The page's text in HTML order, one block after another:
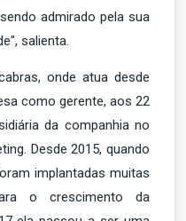
admirado pela sua
salienta.
onde atua desde
como gerente, aos 22
da companhia no
Desde 2015, quando
implantadas muitas
o crescimento da